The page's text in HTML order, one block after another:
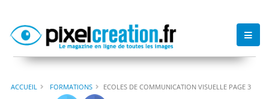
ACCUEIL FORMATIONS ECOLES DE COMMUNICATION VISUELLE PAGE 3